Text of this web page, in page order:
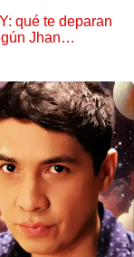
qué te deparan
Jhan